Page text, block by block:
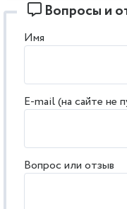
Вопросы и
Имя
E-mail (на сайте не
Вопрос или отзыв